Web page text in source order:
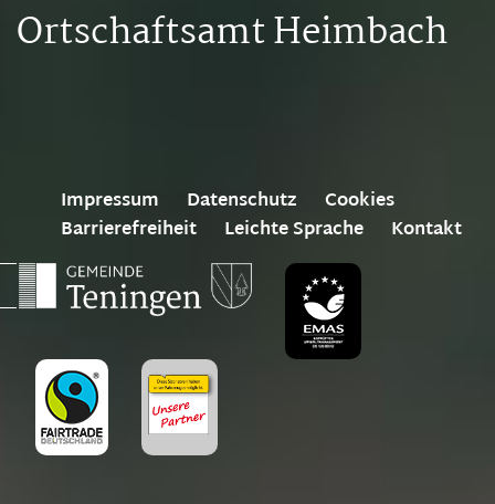
Ortschaftsamt Heimbach
Impressum Datenschutz
Cookies
Barrierefreiheit
Leichte Sprache Kontakt